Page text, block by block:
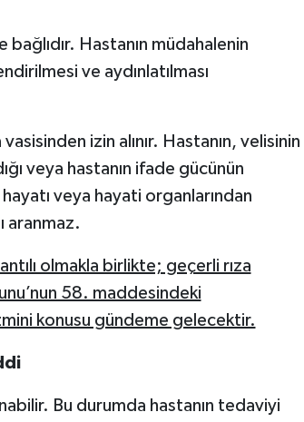
Hastanın müdahalenin
ve aydınlatılması
izin alınır. Hastanın, velisinin
veya hastanın ifade gücünün
veya hayati organlarından
aranmaz.
olmakla birlikte; geçerli rıza
58. maddesindeki
konusu gündeme gelecektir.
Bu durumda hastanın tedaviyi